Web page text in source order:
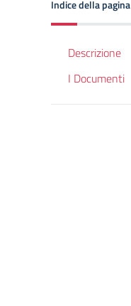
Indice della pagina
Descrizione
I Documenti